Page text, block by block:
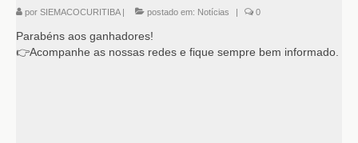
por SIEMACOCURITIBA| postado em: Notícias | 0
Parabéns aos ganhadores!
👉Acompanhe as nossas redes e fique sempre bem informado.